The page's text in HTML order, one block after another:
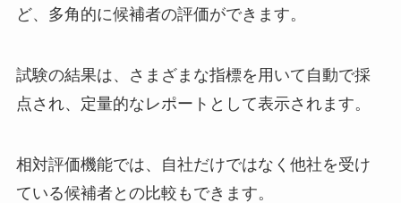
ど、多角的に候補者の評価ができます。
試験の結果は、さまざまな指標を用いて自動で採
点され、定量的なレポートとして表示されます。
相対評価機能では、自社だけではなく他社を受け
ている候補者との比較もできます。